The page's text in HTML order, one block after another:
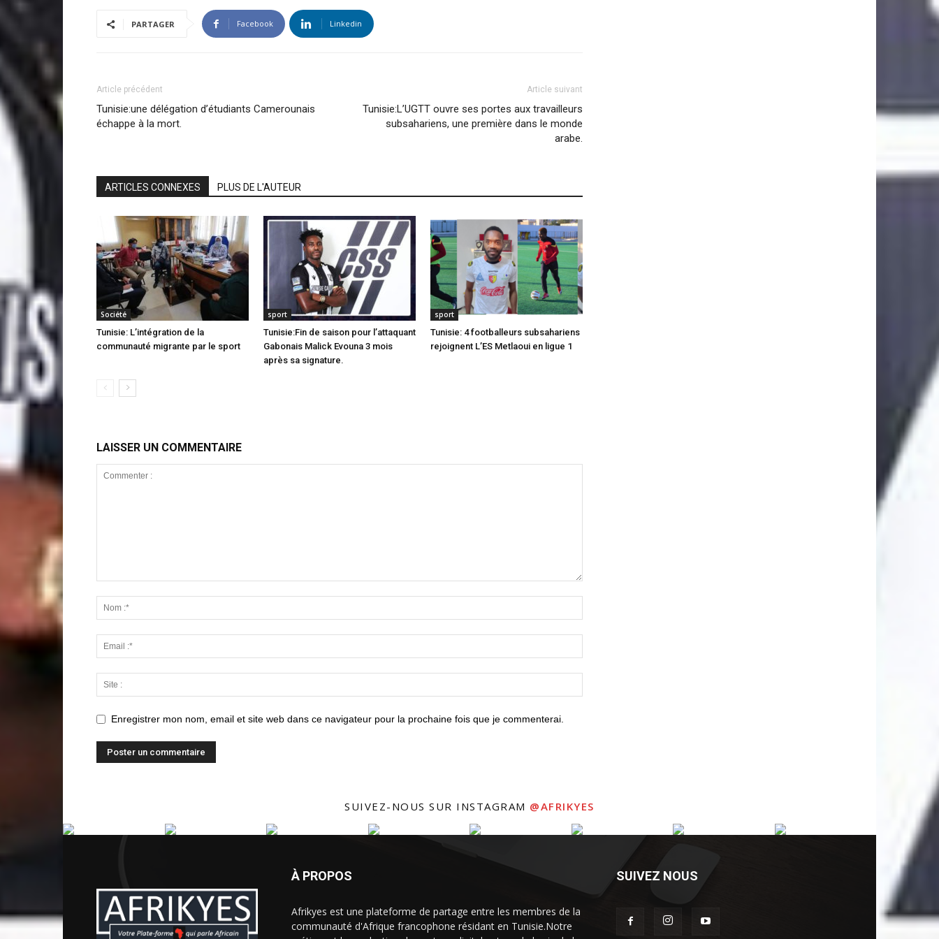
PARTAGER Facebook Linkedin
Article précédent
Tunisie:une délégation d’étudiants Camerounais
échappe à la mort.
Article suivant
Tunisie:L’UGTT ouvre ses portes aux travailleurs
subsahariens, une première dans le monde
arabe.
ARTICLES CONNEXES PLUS DE L'AUTEUR
Société
Tunisie: L’intégration de la
communauté migrante par le sport
sport
Tunisie:Fin de saison pour l’attaquant
Gabonais Malick Evouna 3 mois
après sa signature.
sport
Tunisie: 4 footballeurs subsahariens
rejoignent L’ES Metlaoui en ligue 1
LAISSER UN COMMENTAIRE
Enregistrer mon nom, email et site web dans ce navigateur pour la prochaine fois que je commenterai.
SUIVEZ-NOUS SUR INSTAGRAM @AFRIKYES
À PROPOS
Afrikyes est une plateforme de partage entre les membres de la
communauté d'Afrique francophone résidant en Tunisie.Notre
SUIVEZ NOUS